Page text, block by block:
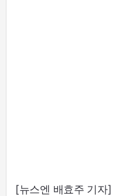
[뉴스엔 배효주 기자]